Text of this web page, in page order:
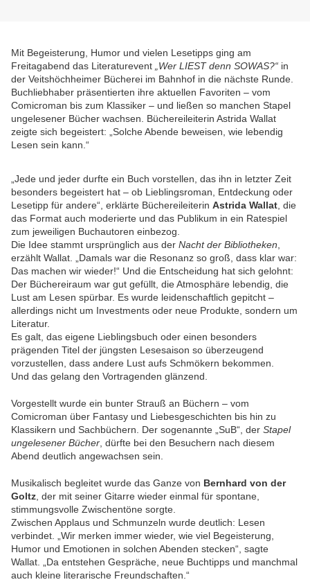
Mit Begeisterung, Humor und vielen Lesetipps ging am
Freitagabend das Literaturevent
„Wer LIEST denn SOWAS?“ in
der Veitshöchheimer Bücherei im Bahnhof in die nächste Runde.
Buchliebhaber präsentierten ihre aktuellen Favoriten – vom
Comicroman bis zum Klassiker – und ließen so manchen Stapel
ungelesener Bücher wachsen. Büchereileiterin Astrida Wallat
zeigte sich begeistert: „Solche Abende beweisen, wie lebendig
Lesen sein kann.“
„Jede und jeder durfte ein Buch vorstellen, das ihn in letzter Zeit
besonders begeistert hat – ob Lieblingsroman, Entdeckung oder
Lesetipp für andere“, erklärte Büchereileiterin Astrida Wallat , die
das Format auch moderierte und das Publikum in ein Ratespiel
zum jeweiligen Buchautoren einbezog.
Die Idee stammt ursprünglich aus der Nacht der Bibliotheken
erzählt Wallat. „Damals war die Resonanz so groß, dass klar war:
Das machen wir wieder!“ Und die Entscheidung hat sich gelohnt:
Der Büchereiraum war gut gefüllt, die Atmosphäre lebendig, die
Lust am Lesen spürbar. Es wurde leidenschaftlich gepitcht –
allerdings nicht um Investments oder neue Produkte, sondern um
Literatur.
Es galt, das eigene Lieblingsbuch oder einen besonders
prägenden Titel der jüngsten Lesesaison so überzeugend
vorzustellen, dass andere Lust aufs Schmökern bekommen.
Und das gelang den Vortragenden glänzend.
Vorgestellt wurde ein bunter Strauß an Büchern – vom
Comicroman über Fantasy und Liebesgeschichten bis hin zu
Klassikern und Sachbüchern. Der sogenannte „SuB“, der Stapel
ungelesener Bücher , dürfte bei den Besuchern nach diesem
Abend deutlich angewachsen sein.
Musikalisch begleitet wurde das Ganze von Bernhard von der
Goltz , der mit seiner Gitarre wieder einmal für spontane,
stimmungsvolle Zwischentöne sorgte.
Zwischen Applaus und Schmunzeln wurde deutlich: Lesen
verbindet. „Wir merken immer wieder, wie viel Begeisterung,
Humor und Emotionen in solchen Abenden stecken“, sagte
Wallat. „Da entstehen Gespräche, neue Buchtipps und manchmal
auch kleine literarische Freundschaften.“